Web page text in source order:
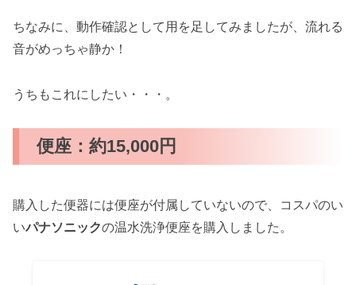
ちなみに、動作確認として用を足してみましたが、流れる
音がめっちゃ静か！
うちもこれにしたい・・・。
便座：約15,000円
購入した便器には便座が付属していないので、コスパのい
いパナソニックの温水洗浄便座を購入しました。